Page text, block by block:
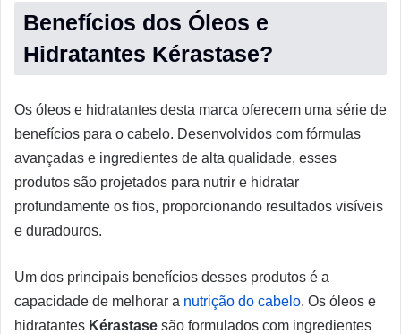
Benefícios dos Óleos e
Hidratantes Kérastase?
Os óleos e hidratantes desta marca oferecem uma série de
benefícios para o cabelo. Desenvolvidos com fórmulas
avançadas e ingredientes de alta qualidade, esses
produtos são projetados para nutrir e hidratar
profundamente os fios, proporcionando resultados visíveis
e duradouros.
Um dos principais benefícios desses produtos é a
capacidade de melhorar a nutrição do cabelo. Os óleos e
hidratantes Kérastase são formulados com ingredientes